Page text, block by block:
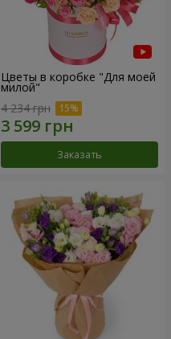
Цветы в коробке "Для моей
милой"
4 234 грн
Заказать